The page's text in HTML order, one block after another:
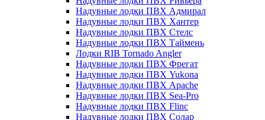
Надувные лодки ПВХ Адмирал
Надувные лодки ПВХ Хантер
Надувные лодки ПВХ Стелс
Надувные лодки ПВХ Таймень
Лодки RIB Tornado Angler
Надувные лодки ПВХ Фрегат
Надувные лодки ПВХ Yukona
Надувные лодки ПВХ Apache
Надувные лодки ПВХ Sea-Pro
Надувные лодки ПВХ Flinc
Надувные лодки ПВХ Солар